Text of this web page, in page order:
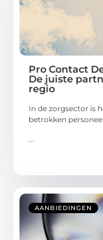
Pro Contact
De juiste
regio
In de zorgsector is
betrokken
...
AANBIEDINGEN